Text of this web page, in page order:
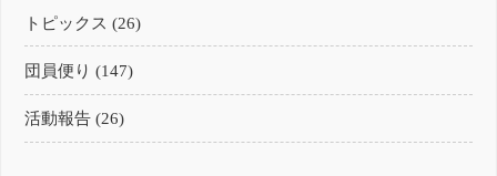
トピックス (26)
団員便り (147)
活動報告 (26)